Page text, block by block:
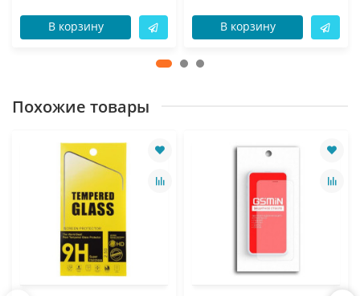
В корзину В корзину
Похожие товары